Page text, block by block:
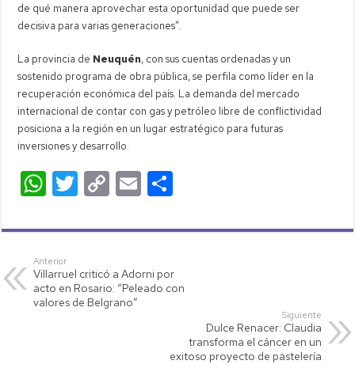
de qué manera aprovechar esta oportunidad que puede ser
decisiva para varias generaciones”.
La provincia de Neuquén, con sus cuentas ordenadas y un
sostenido programa de obra pública, se perfila como líder en la
recuperación económica del país. La demanda del mercado
internacional de contar con gas y petróleo libre de conflictividad
posiciona a la región en un lugar estratégico para futuras
inversiones y desarrollo.
W
at
s
A
p
T
tt
C
p
Li
nk
E
ail m
ar
Anterior
Villarruel criticó a Adorni por
acto en Rosario: “Peleado con
valores de Belgrano”
Siguiente
Dulce Renacer: Claudia
transforma el cáncer en un
exitoso proyecto de pastelería